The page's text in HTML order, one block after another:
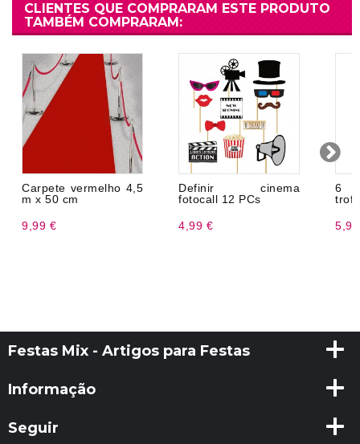
CLIENTES QUE COMPRARAM ESTE PRODUTO
TAMBÉM COMPRARAM:
Carpete vermelho 4,5
m x 50 cm
9,99 €
Definir cinema
fotocall 12 PCs
4,99 €
6
Festas Mix - Artigos para Festas
Informação
Seguir